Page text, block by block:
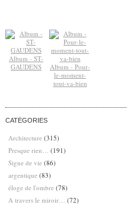
Album - ST-
GAUDENS
Album - Pour-
le-moment-
tout-va-bien
CATÉGORIES
Architecture (315)
Presque rien…
(191)
Signe de vie (86)
argentique (83)
éloge de l'ombre (78)
A travers le miroir…
(72)